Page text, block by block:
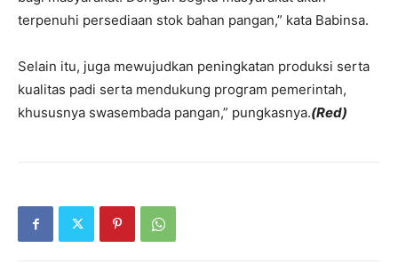
terpenuhi persediaan stok bahan pangan,” kata Babinsa.
Selain itu, juga mewujudkan peningkatan produksi serta
kualitas padi serta mendukung program pemerintah,
khususnya swasembada pangan,” pungkasnya.(Red)